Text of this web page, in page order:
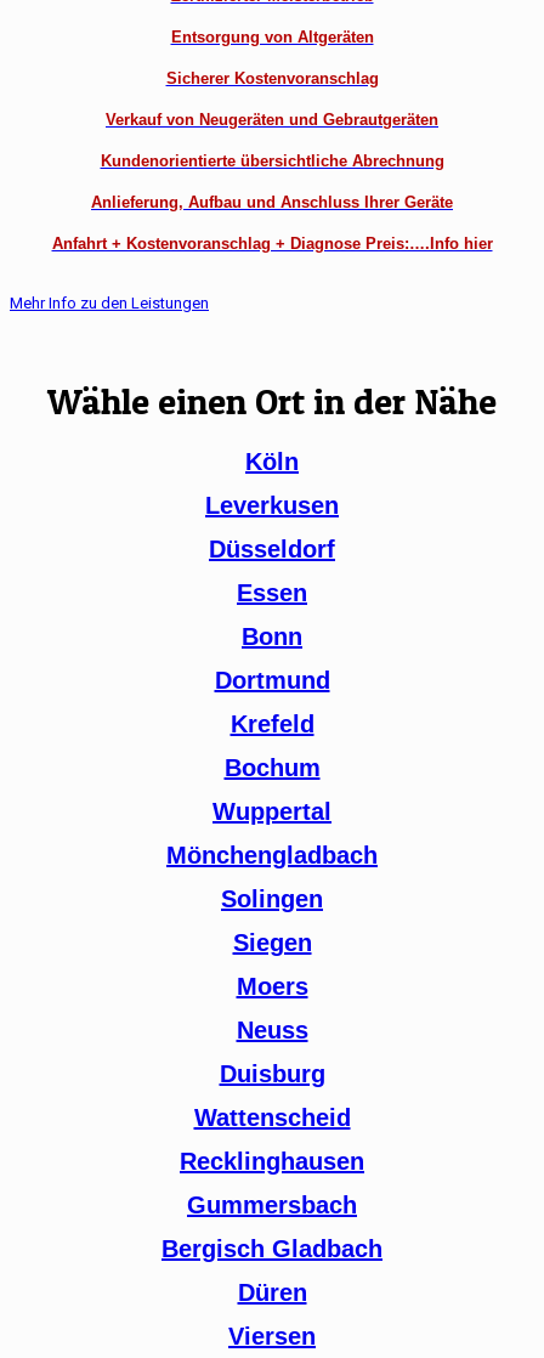
Entsorgung von Altgeräten
Sicherer Kostenvoranschlag
Verkauf von Neugeräten und Gebrautgeräten
Kundenorientierte übersichtliche Abrechnung
Anlieferung, Aufbau und Anschluss Ihrer Geräte
Anfahrt + Kostenvoranschlag + Diagnose Preis:….Info hier
Mehr Info zu den Leistungen
Wähle einen Ort in der Nähe
Köln
Leverkusen
Düsseldorf
Essen
Bonn
Dortmund
Krefeld
Bochum
Wuppertal
Mönchengladbach
Solingen
Siegen
Moers
Neuss
Duisburg
Wattenscheid
Recklinghausen
Gummersbach
Bergisch Gladbach
Düren
Viersen